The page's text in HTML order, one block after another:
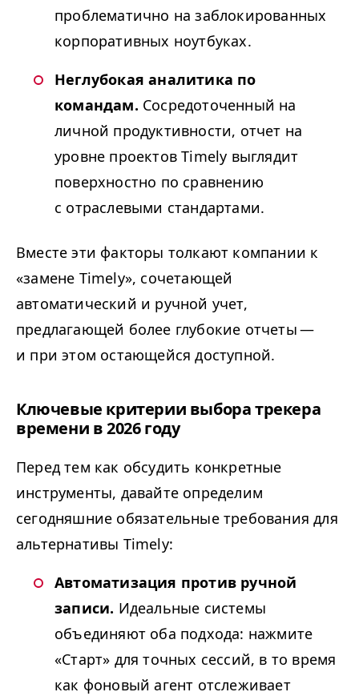
проблематично на заблокированных
корпоративных ноутбуках.
Неглубокая аналитика по
командам. Сосредоточенный на
личной продуктивности, отчет на
уровне проектов Timely выглядит
поверхностно по сравнению
с отраслевыми стандартами.
Вместе эти факторы толкают компании к
«замене Timely», сочетающей
автоматический и ручной учет,
предлагающей более глубокие отчеты —
и при этом остающейся доступной.
Ключевые критерии выбора трекера
времени в 2026 году
Перед тем как обсудить конкретные
инструменты, давайте определим
сегодняшние обязательные требования для
альтернативы Timely:
Автоматизация против ручной
записи. Идеальные системы
объединяют оба подхода: нажмите
«Старт» для точных сессий, в то время
как фоновый агент отслеживает